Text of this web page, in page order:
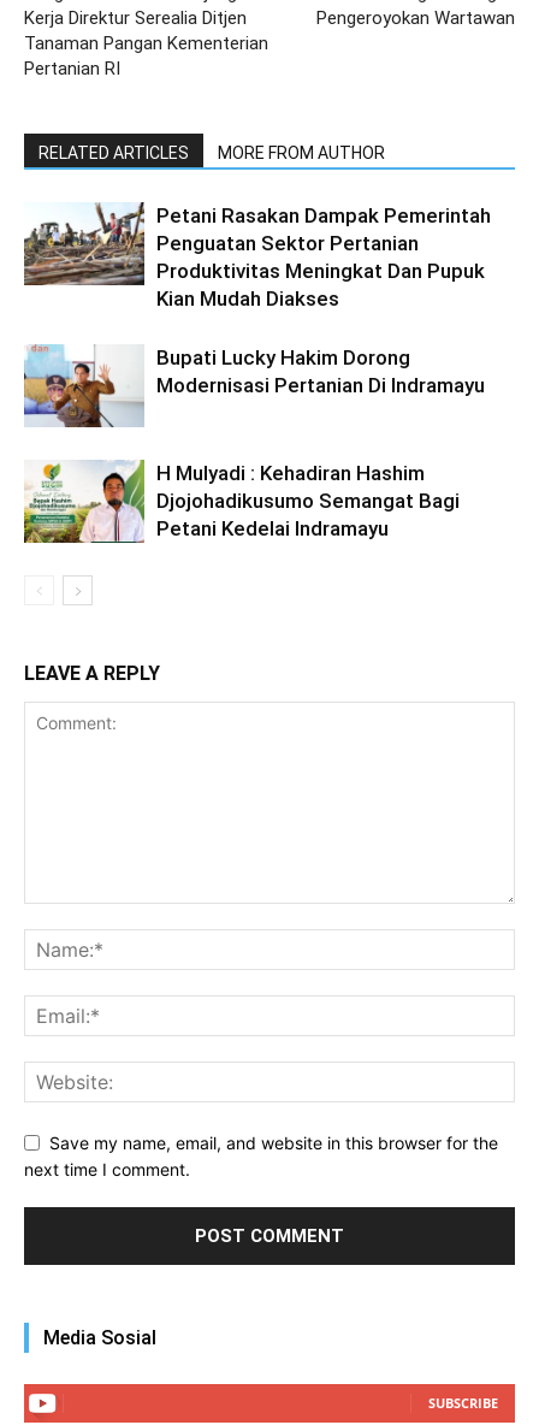
Kerja Direktur Serealia Ditjen
Tanaman Pangan Kementerian
Pertanian RI
Pengeroyokan Wartawan
RELATED ARTICLES MORE FROM AUTHOR
Petani Rasakan Dampak Pemerintah
Penguatan Sektor Pertanian
Produktivitas Meningkat Dan Pupuk
Kian Mudah Diakses
Bupati Lucky Hakim Dorong
Modernisasi Pertanian Di Indramayu
H Mulyadi : Kehadiran Hashim
Djojohadikusumo Semangat Bagi
Petani Kedelai Indramayu
LEAVE A REPLY
Save my name, email, and website in this browser for the
next time I comment.
Media Sosial
SUBSCRIBE